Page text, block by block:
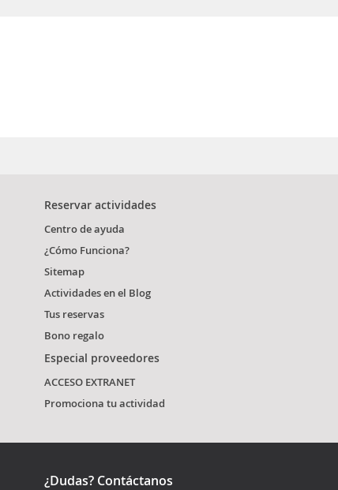
Reservar actividades
Centro de ayuda
¿Cómo Funciona?
Sitemap
Actividades en el Blog
Tus reservas
Bono regalo
Especial proveedores
ACCESO EXTRANET
Promociona tu actividad
¿Dudas? Contáctanos